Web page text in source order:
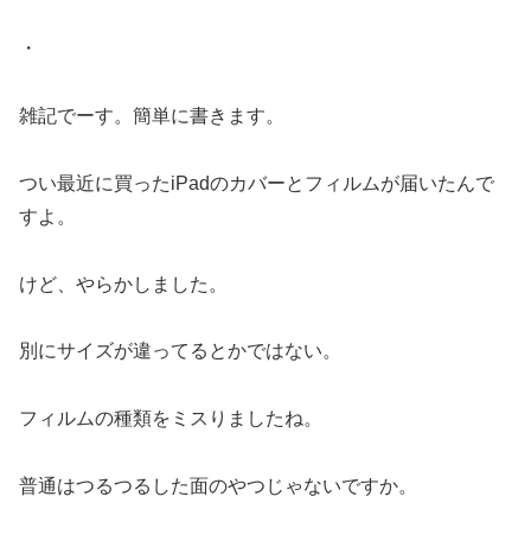
・
雑記でーす。簡単に書きます。
つい最近に買ったiPadのカバーとフィルムが届いたんで
すよ。
けど、やらかしました。
別にサイズが違ってるとかではない。
フィルムの種類をミスりましたね。
普通はつるつるした面のやつじゃないですか。